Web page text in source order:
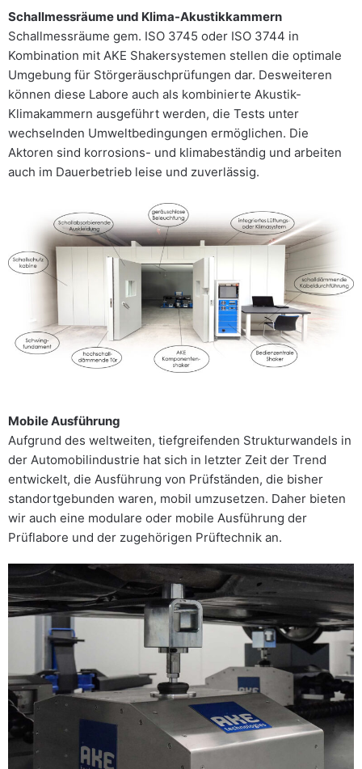
Schallmessräume und Klima-Akustikkammern
Schallmessräume gem. ISO 3745 oder ISO 3744 in
Kombination mit AKE Shakersystemen stellen die optimale
Umgebung für Störgeräuschprüfungen dar. Desweiteren
können diese Labore auch als kombinierte Akustik-
Klimakammern ausgeführt werden, die Tests unter
wechselnden Umweltbedingungen ermöglichen. Die
Aktoren sind korrosions- und klimabeständig und arbeiten
auch im Dauerbetrieb leise und zuverlässig.
Mobile Ausführung
Aufgrund des weltweiten, tiefgreifenden Strukturwandels in
der Automobilindustrie hat sich in letzter Zeit der Trend
entwickelt, die Ausführung von Prüfständen, die bisher
standortgebunden waren, mobil umzusetzen. Daher bieten
wir auch eine modulare oder mobile Ausführung der
Prüflabore und der zugehörigen Prüftechnik an.